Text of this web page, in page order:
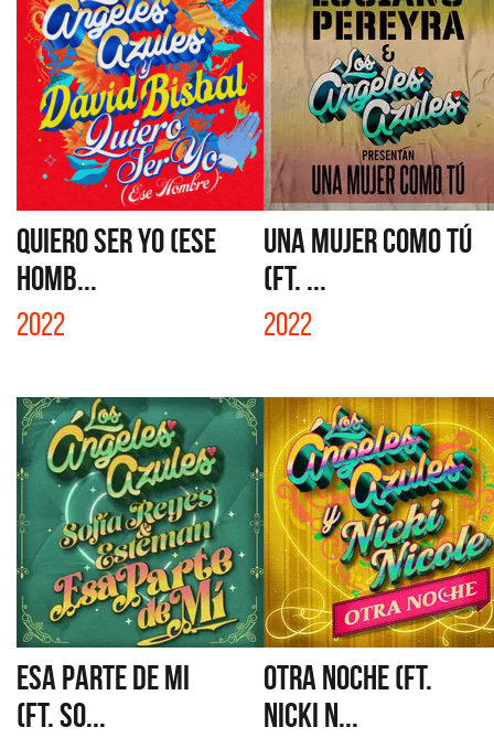
QUIERO SER YO (ESE
HOMB...
2022
UNA MUJER COMO TÚ
(FT. ...
2022
ESA PARTE DE MI
(FT. SO...
OTRA NOCHE (FT.
NICKI N...